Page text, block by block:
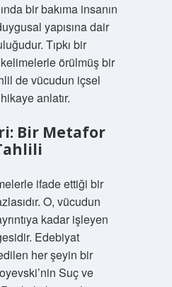
bir bakıma insanın
yapısına dair
Tıpkı bir
örülmüş bir
de vücudun içsel
anlatır.
Bir Metafor
ifade ettiği bir
O, vücudun
kadar işleyen
Edebiyat
her şeyin bir
Suç ve